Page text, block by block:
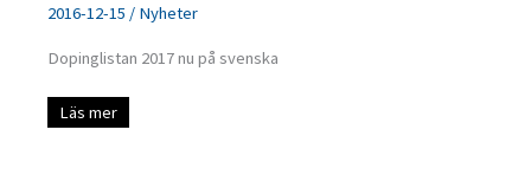
2016-12-15 / Nyheter
Dopinglistan 2017 nu på svenska
Antidoping
Läs mer